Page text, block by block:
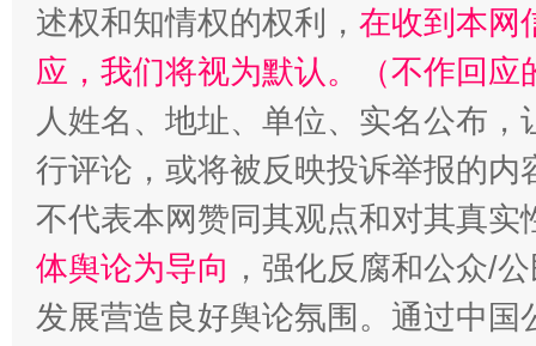
述权和知情权的权利， 在收到本网
应，我们将视为默认。（不作回应
人姓名、地址、单位、实名公布
行评论，或将被反映投诉举报的
不代表本网赞同其观点和对其真实
体舆论为导向 ，强化反腐和公众/
发展营造良好舆论氛围。通过中